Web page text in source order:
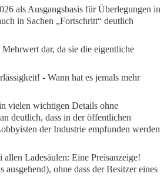
als Ausgangsbasis für Überlegungen in
in Sachen „Fortschritt“ deutlich
dar, da sie die eigentliche
- Wann hat es jemals mehr
vielen wichtigen Details ohne
deutlich, dass in der öffentlichen
der Industrie empfunden werden
Ladesäulen: Eine Preisanzeige!
ohne dass der Besitzer eines